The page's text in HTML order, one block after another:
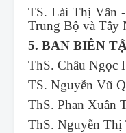
TS. Lài Thị Vân
Trung Bộ và Tây
5. BAN BIÊN
ThS. Châu Ngọc
TS. Nguyễn Vũ
ThS. Phan Xuân
ThS. Nguyễn Thị